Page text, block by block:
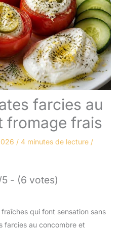
farcies au
fromage frais
/ 4 minutes de lecture /
- (6 votes)
qui font sensation sans
farcies au concombre et